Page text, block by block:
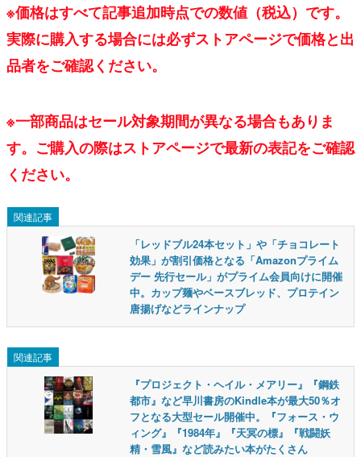
※価格はすべて記事追加時点での数値（税込）です。
実際に購入する場合には必ずストアページで価格と出
品者をご確認ください。
※一部商品はセール対象期間が異なる場合もありま
す。ご購入の際はストアページで最新の表記をご確認
ください。
関連記事
「レッドブル24本セット」や「チョコレート
効果」が割引価格となる「Amazonプライム
デー 先行セール」がプライム会員向けに開催
中。カップ麺やベースブレッド、プロテイン
唐揚げなどラインナップ
関連記事
『プロジェクト・ヘイル・メアリー』『鋼鉄
都市』など早川書房のKindle本が最大50％オ
フとなる大型セール開催中。『フォース・ウ
ィング』『1984年』『天冥の標』『戦闘妖
精・雪風』など読みたい本がたくさん